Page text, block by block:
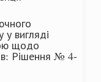
вигляді
щодо
Рішення № 4-